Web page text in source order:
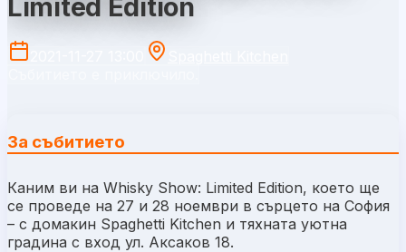
Limited Edition
За събитието
Каним ви на Whisky Show: Limited Edition, което ще
се проведе на 27 и 28 ноември в сърцето на София
– с домакин Spaghetti Kitchen и тяхната уютна
градина с вход ул. Аксаков 18.